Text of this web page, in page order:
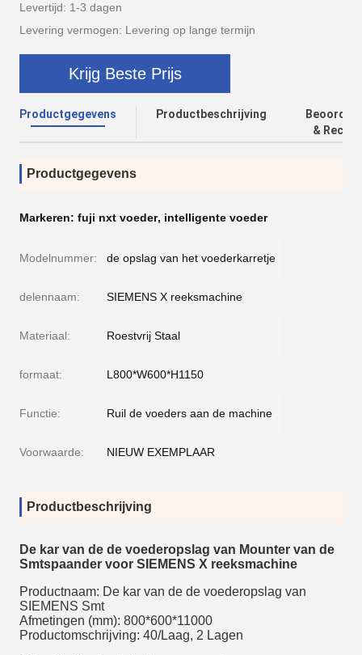
Levertijd: 1-3 dagen
Levering vermogen: Levering op lange termijn
Krijg Beste Prijs
Productgegevens Productbeschrijving
&
Productgegevens
Markeren: fuji nxt voeder, intelligente voeder
Modelnummer: de opslag van het voederkarretje
delennaam: SIEMENS X reeksmachine
Materiaal: Roestvrij Staal
formaat: L800*W600*H1150
Functie: Ruil de voeders aan de machine
Voorwaarde: NIEUW EXEMPLAAR
Productbeschrijving
De kar van de de voederopslag van Mounter van de
Smtspaander voor SIEMENS X reeksmachine
Productnaam: De kar van de de voederopslag van
SIEMENS Smt
Afmetingen (mm): 800*600*11000
Productomschrijving: 40/Laag, 2 Lagen